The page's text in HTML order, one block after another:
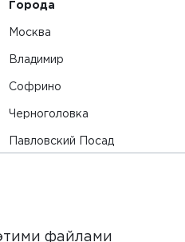
Города
Москва
Владимир
Софрино
Черноголовка
Павловский Посад
файлами